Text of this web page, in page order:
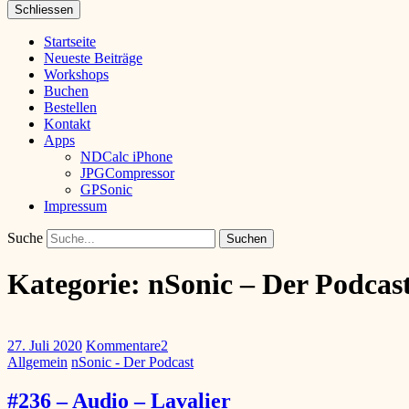
Schliessen
Startseite
Neueste Beiträge
Workshops
Buchen
Bestellen
Kontakt
Apps
NDCalc iPhone
JPGCompressor
GPSonic
Impressum
Suche
Kategorie: nSonic – Der
27. Juli 2020 Kommentare2
Allgemein nSonic - Der Podcast
#236 – Audio – Lavalier